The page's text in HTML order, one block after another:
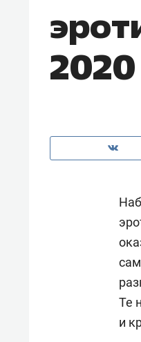
Те
и
Опыт
природе,
с
состоянием